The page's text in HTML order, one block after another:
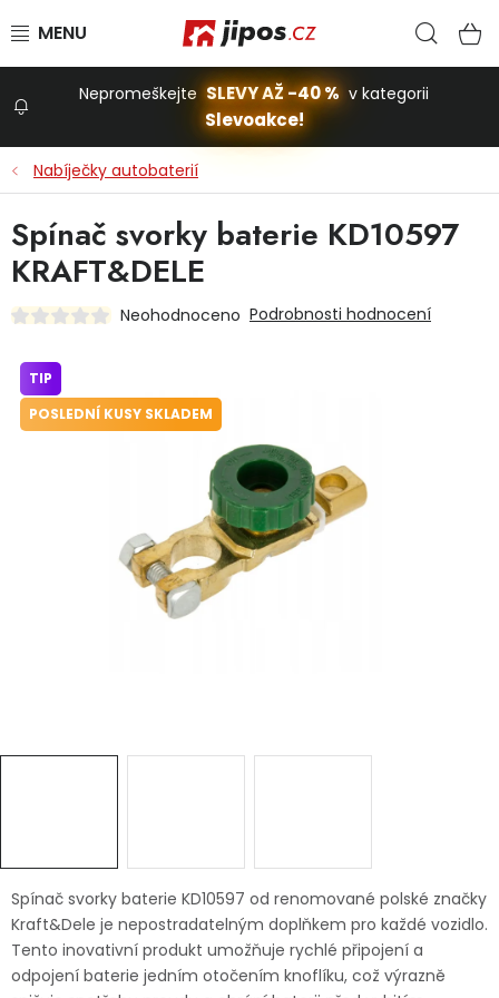
Stavba a dům
Domácnost
Autodoplňky
Značky
Nepromeškejte SLEVY AŽ -40 % v kategorii
Slevoakce!
Nabíječky autobaterií
Spínač svorky baterie KD10597 od renomované polské značky
Kraft&Dele je nepostradatelným doplňkem pro každé vozidlo.
Tento inovativní produkt umožňuje rychlé připojení a
odpojení baterie jedním otočením knoflíku, což výrazně
Spínač svorky baterie KD10597
KRAFT&DELE
Neohodnoceno Podrobnosti hodnocení
TIP
POSLEDNÍ KUSY SKLADEM